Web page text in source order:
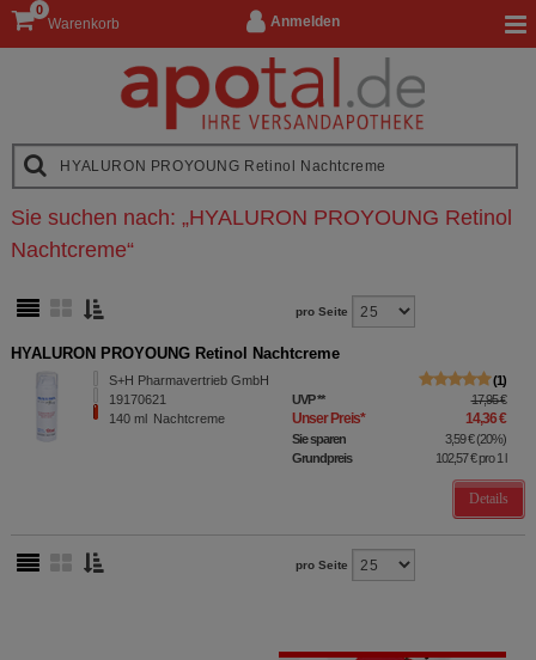
Anmelden
Warenkorb
0
Sie suchen nach: „HYALURON PROYOUNG Retinol
Nachtcreme“
pro Seite
HYALURON PROYOUNG Retinol Nachtcreme
S+H Pharmavertrieb GmbH
19170621
140 ml Nachtcreme
1
UVP** 17,95 €
Unser Preis* 14,36 €
Sie sparen 3,59 €(20%)
Grundpreis
102,57 €pro 1 l
Details
pro Seite